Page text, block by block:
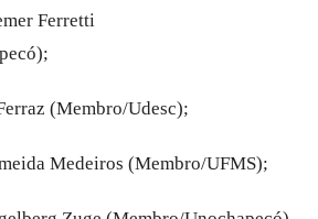
Ferretti
(Membro/Udesc);
Medeiros (Membro/UFMS);